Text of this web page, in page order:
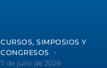
CURSOS, SIMPOSIOS Y
CONGRESOS
7 de julio de 2026